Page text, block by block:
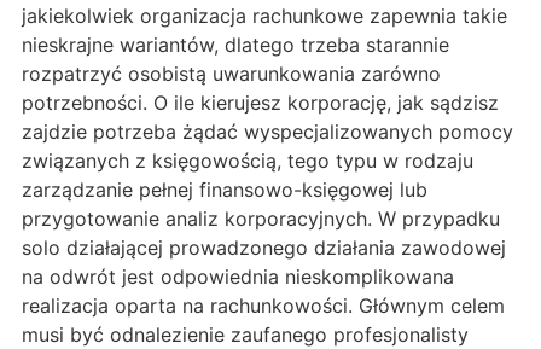
jakiekolwiek organizacja rachunkowe zapewnia takie
nieskrajne wariantów, dlatego trzeba starannie
rozpatrzyć osobistą uwarunkowania zarówno
potrzebności. O ile kierujesz korporację, jak sądzisz
zajdzie potrzeba żądać wyspecjalizowanych pomocy
związanych z księgowością, tego typu w rodzaju
zarządzanie pełnej finansowo-księgowej lub
przygotowanie analiz korporacyjnych. W przypadku
solo działającej prowadzonego działania zawodowej
na odwrót jest odpowiednia nieskomplikowana
realizacja oparta na rachunkowości. Głównym celem
musi być odnalezienie zaufanego profesjonalisty